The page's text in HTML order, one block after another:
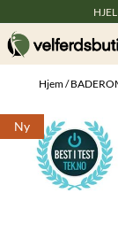
Hopp til innhold
Hjem/
Ny